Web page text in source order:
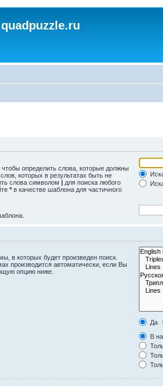
, чтобы определить слова, которые должны
которых в результатах быть не
слова символом | для поиска любого
* в качестве шаблона для частичного
в которых будет произведен поиск.
производится автоматически, если Вы
опцию ниже.
Да
В